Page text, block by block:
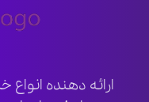
ارائه دهنده